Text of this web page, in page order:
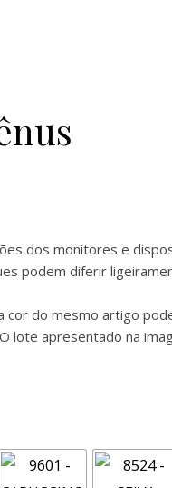
dos monitores e
podem diferir
cor do mesmo artigo
lote apresentado na